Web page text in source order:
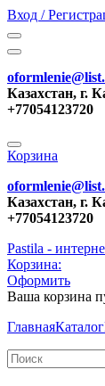
Вход /
Казахстан, г.
+77054123720
Корзина
Казахстан, г.
+77054123720
Pastila -
Корзина:
Оформить
Ваша корзина
ГлавнаяКаталог